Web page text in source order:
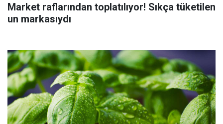
Market raflarından toplatılıyor! Sıkça tüketilen
un markasıydı